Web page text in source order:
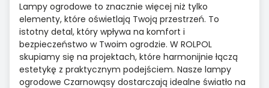
Lampy ogrodowe to znacznie więcej niż tylko
elementy, które oświetlają Twoją przestrzeń. To
istotny detal, który wpływa na komfort i
bezpieczeństwo w Twoim ogrodzie. W ROLPOL
skupiamy się na projektach, które harmonijnie łączą
estetykę z praktycznym podejściem. Nasze lampy
ogrodowe Czarnowąsy dostarczają idealne światło na